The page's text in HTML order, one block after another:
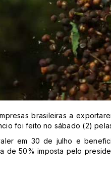
brasileiras a
foi feito no sábado (2)
em 30 de julho e
de 50% imposta pelo